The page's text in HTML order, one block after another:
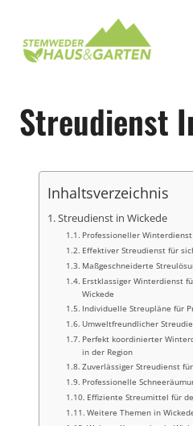
springen
Streudienst
Inhaltsverzeichnis
Streudienst in Wickede
Professioneller
Effektiver Streudienst für
Maßgeschneiderte
Erstklassiger Winterdienst
Wickede
Individuelle Streupläne für
Umweltfreundlicher
Perfekt koordinierter
in der Region
Zuverlässiger Streudienst
Professionelle
Effiziente Streumittel für
Weitere Themen in